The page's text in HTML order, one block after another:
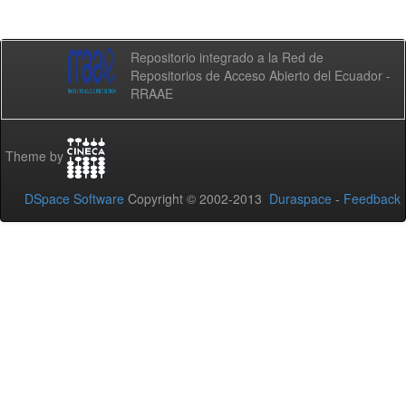
Repositorio integrado a la Red de
Repositorios de Acceso Abierto del Ecuador -
RRAAE
Theme by
DSpace Software Copyright © 2002-2013 Duraspace - Feedback